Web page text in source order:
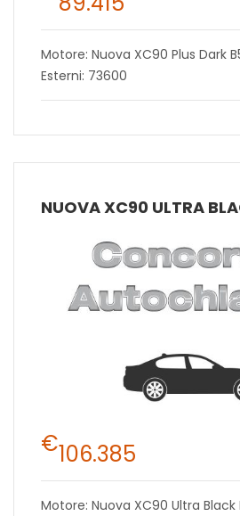
Motore: Nuova XC90 Plus Dark
Esterni: 73600
€106.385
Motore: Nuova XC90 Ultra Black